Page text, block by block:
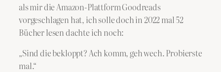
als mir die Amazon-Plattform Goodreads
vorgeschlagen hat, ich solle doch in 2022 mal 52
Bücher lesen dachte ich noch:
„Sind die bekloppt? Ach komm, geh wech. Probierste
mal.“